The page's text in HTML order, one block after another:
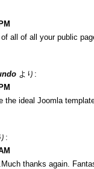
all of all your public
より:
the ideal Joomla
:
thanks again.